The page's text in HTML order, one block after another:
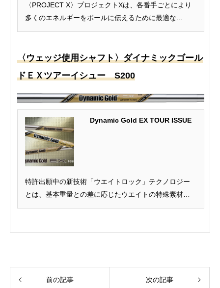
〈PROJECT X〉プロジェクトXは、各番手ごとにより
多くのエネルギーをボールに伝えるために最適な...
〈ウェッジ使用シャフト〉ダイナミックゴール
ドＥＸツアーイシュー S200
Dynamic Gold EX TOUR ISSUE
特許出願中の新技術「ウエイトロック」テクノロジー
とは、基本重量との差に応じたウエイトの特殊素材を
シャ...
前の記事 次の記事